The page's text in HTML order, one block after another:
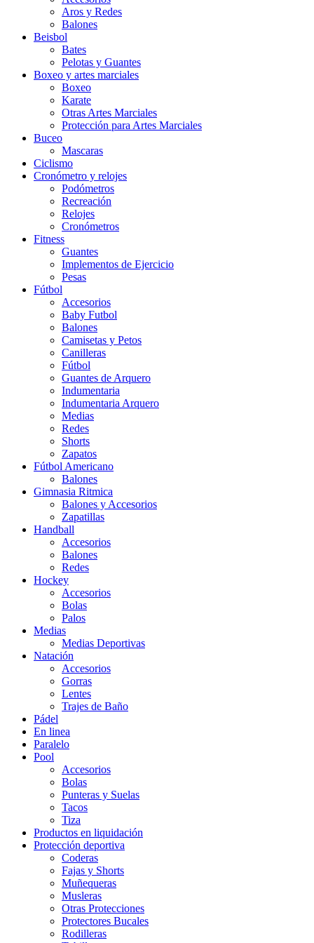
Aros y Redes
Balones
Beisbol
Bates
Pelotas y Guantes
Boxeo y artes marciales
Boxeo
Karate
Otras Artes Marciales
Protección para Artes Marciales
Buceo
Mascaras
Ciclismo
Cronómetro y relojes
Podómetros
Recreación
Relojes
Cronómetros
Fitness
Guantes
Implementos de Ejercicio
Pesas
Fútbol
Accesorios
Baby Futbol
Balones
Camisetas y Petos
Canilleras
Fútbol
Guantes de Arquero
Indumentaria
Indumentaria Arquero
Medias
Redes
Shorts
Zapatos
Fútbol Americano
Balones
Gimnasia Ritmica
Balones y Accesorios
Zapatillas
Handball
Accesorios
Balones
Redes
Hockey
Accesorios
Bolas
Palos
Medias
Medias Deportivas
Natación
Accesorios
Gorras
Lentes
Trajes de Baño
Pádel
En linea
Paralelo
Pool
Accesorios
Bolas
Punteras y Suelas
Tacos
Tiza
Productos en liquidación
Protección deportiva
Coderas
Fajas y Shorts
Muñequeras
Musleras
Otras Protecciones
Protectores Bucales
Rodilleras